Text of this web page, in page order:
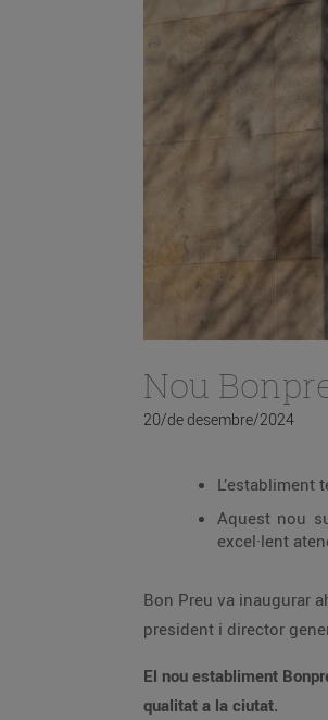
Nou
20/de desembre/2024
L’establiment
Aquest nou
excel·lent
Bon Preu va inaugurar
president i director
El nou establiment
qualitat a la ciutat.